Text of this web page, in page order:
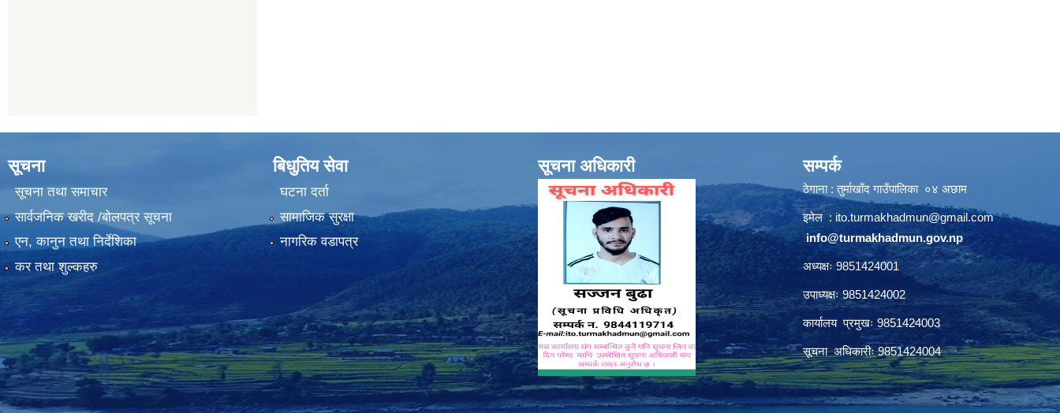
सूचना
सूचना तथा समाचार
सार्वजनिक खरीद /बोलपत्र सूचना
एन, कानुन तथा निर्देशिका
कर तथा शुल्कहरु
बिधुतिय सेवा
घटना दर्ता
सामाजिक सुरक्षा
नागरिक वडापत्र
सूचना अधिकारी सम्पर्क
ठेगाना : तुर्माखाँद गाउँपालिका ०४ अछाम
इमेल : ito.turmakhadmun@gmail.com
/info@turmakhadmun.gov.np
अध्यक्षः 9851424001
उपाध्यक्षः 9851424002
कार्यालय प्रमुखः 9851424003
सूचना अधिकारीः 9851424004